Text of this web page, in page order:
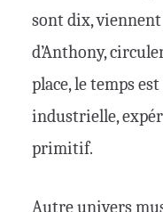
sont dix, viennent
d’Anthony,
place, le temps
industrielle,
primitif.
Autre univers